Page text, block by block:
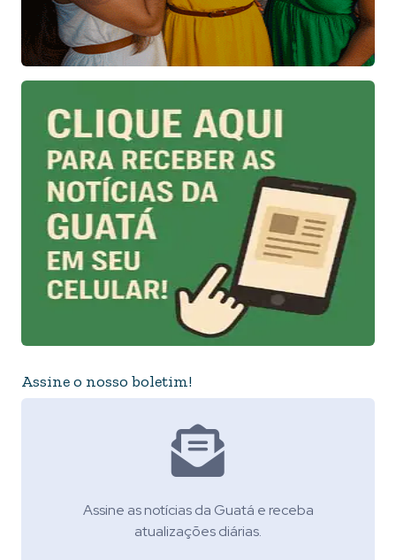
Assine o nosso boletim!
Assine as notícias da Guatá e receba
atualizações diárias.